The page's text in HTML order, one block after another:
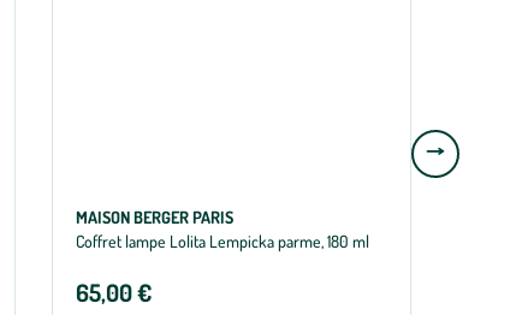
MAISON BERGER PARIS
Coffret lampe Lolita Lempicka parme, 180 ml
65,00 €
Aller
à